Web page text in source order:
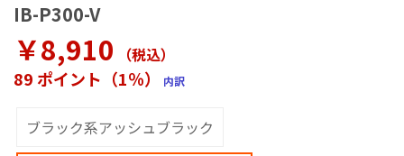
IB-P300-V
￥8,910 （税込）
89 ポイント（1％） 内訳
ブラック系アッシュブラック
ギ
ャ
ラ
リ
ー
最